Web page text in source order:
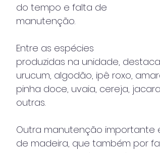
do tempo e falta de
manutenção.
Entre as espécies
produzidas na unidade,
urucum, algodão, ipê roxo,
pinha doce, uvaia, cereja,
outras.
Outra manutenção importante
de madeira, que também por